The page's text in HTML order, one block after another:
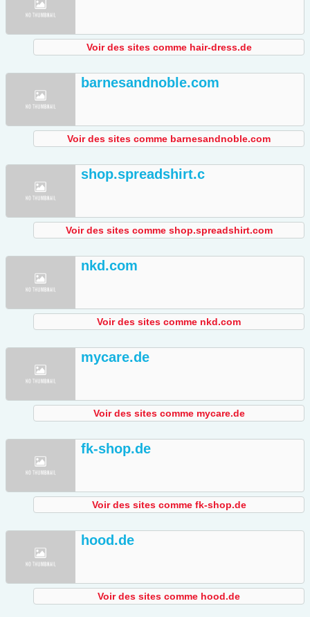
Voir des sites comme hair-dress.de
barnesandnoble.com
Voir des sites comme barnesandnoble.com
shop.spreadshirt.c
Voir des sites comme shop.spreadshirt.com
nkd.com
Voir des sites comme nkd.com
mycare.de
Voir des sites comme mycare.de
fk-shop.de
Voir des sites comme fk-shop.de
hood.de
Voir des sites comme hood.de